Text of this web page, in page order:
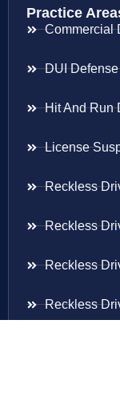
Practice
Commercial
DUI Defense
Hit And Run
License
Reckless
Reckless
Reckless
Reckless